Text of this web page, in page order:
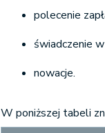
polecenie
świadczenie
nowacje.
W poniższej tabeli